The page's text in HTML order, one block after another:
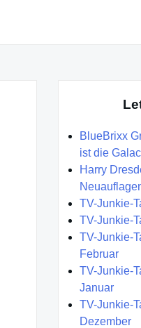
BlueBrixx
ist die
Harry
TV-Junkie-
TV-Junkie-
TV-Junkie-
Februar
TV-Junkie-
Januar
TV-Junkie-
Dezember